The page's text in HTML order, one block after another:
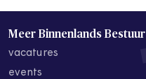
Meer Binnenlands Bestuur
vacatures
events